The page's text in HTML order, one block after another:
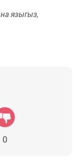
языгыз,
0